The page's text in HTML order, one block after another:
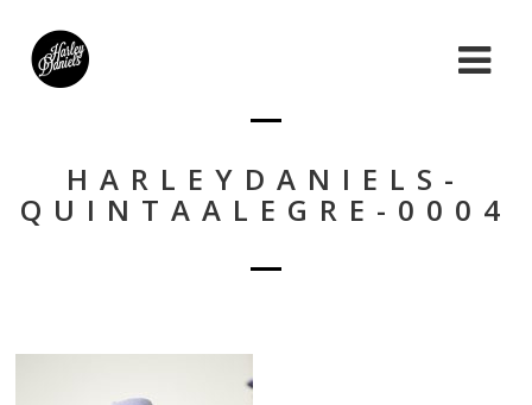
HARLEYDANIELS-
QUINTAALEGRE-0004